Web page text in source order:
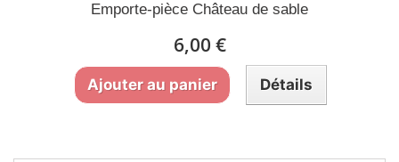
Emporte-pièce Château de sable
6,00 €
Ajouter au panier Détails